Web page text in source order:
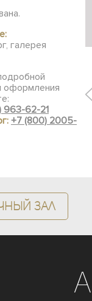
галерея
оформления
963-62-21
+7 (800) 2005-
зал